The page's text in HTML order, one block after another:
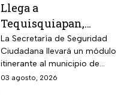
Llega a
Tequisquiapan,
Querétaro, unidad
móvil de licencia de
conducir este martes
4 de agosto: los cupos
La Secretaría de Seguridad
Ciudadana llevará un módulo
itinerante al municipio de
Tequisquiapan, en Querétaro,
03 agosto, 2026